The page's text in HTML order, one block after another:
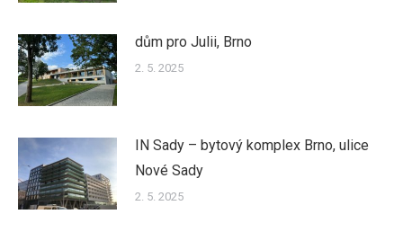
dům pro Julii, Brno
2. 5. 2025
IN Sady – bytový komplex Brno, ulice
Nové Sady
2. 5. 2025